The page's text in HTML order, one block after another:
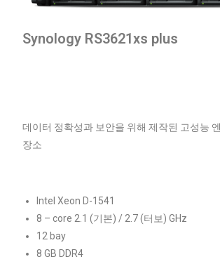
Synology RS3621xs plus
데이터 정확성과 보안을 위해 제작된 고성능
장소
Intel Xeon D-1541
8 – core 2.1 (기본) / 2.7 (터보)GHz
12 bay
8 GB DDR4